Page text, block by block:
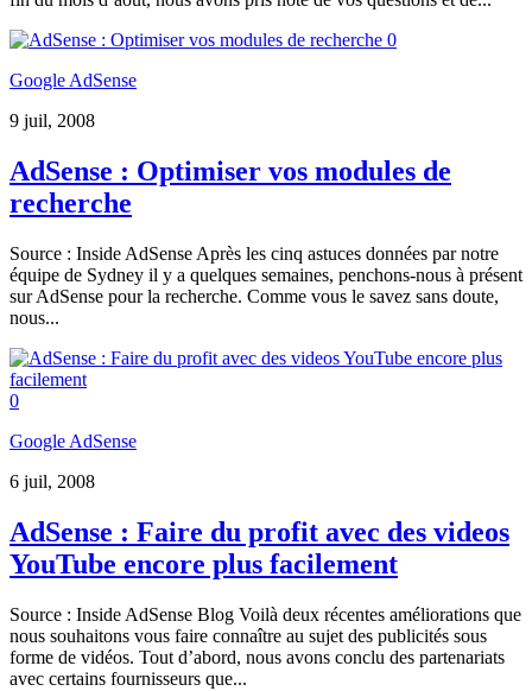
0
Google AdSense
9 juil, 2008
AdSense : Optimiser vos modules de
recherche
Source : Inside AdSense Après les cinq astuces données par notre
équipe de Sydney il y a quelques semaines, penchons-nous à présent
sur AdSense pour la recherche. Comme vous le savez sans doute,
nous...
0
Google AdSense
6 juil, 2008
AdSense : Faire du profit avec des videos
YouTube encore plus facilement
Source : Inside AdSense Blog Voilà deux récentes améliorations que
nous souhaitons vous faire connaître au sujet des publicités sous
forme de vidéos. Tout d’abord, nous avons conclu des partenariats
avec certains fournisseurs que...